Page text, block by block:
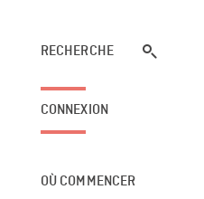
RECHERCHE
CONNEXION
OÙ COMMENCER